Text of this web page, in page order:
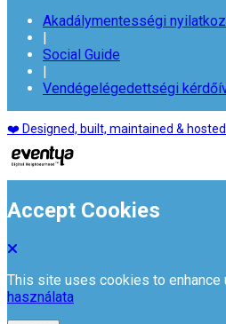
Akadálymentességi
Social Guide
Vendégelégedettségi
❤️ Designed, built, maintained &
Accept Cookies
This site uses cookies to enhance
használata